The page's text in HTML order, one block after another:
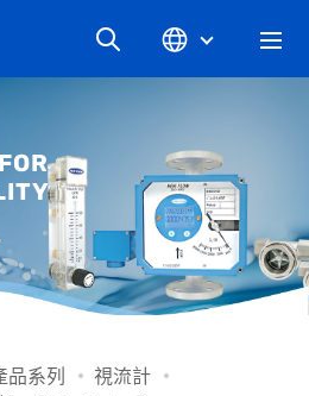
消息
文章
品系列
視流計